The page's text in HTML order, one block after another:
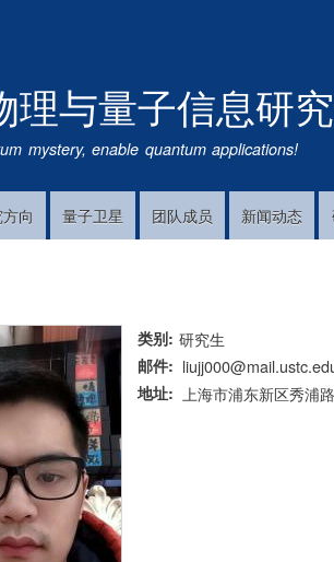
理与量子信息研
mystery, enable quantum applications!
向 量子卫星 团队成员 新闻动态
类别 研究生
邮件
地址 上海市浦东新区秀浦